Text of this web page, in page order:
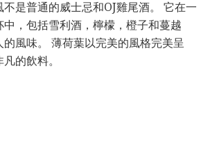
是普通的威士忌和OJ雞尾酒。 它在一
中，包括雪利酒，檸檬，橙子和蔓越
風味。 薄荷葉以完美的風格完美呈
的飲料。